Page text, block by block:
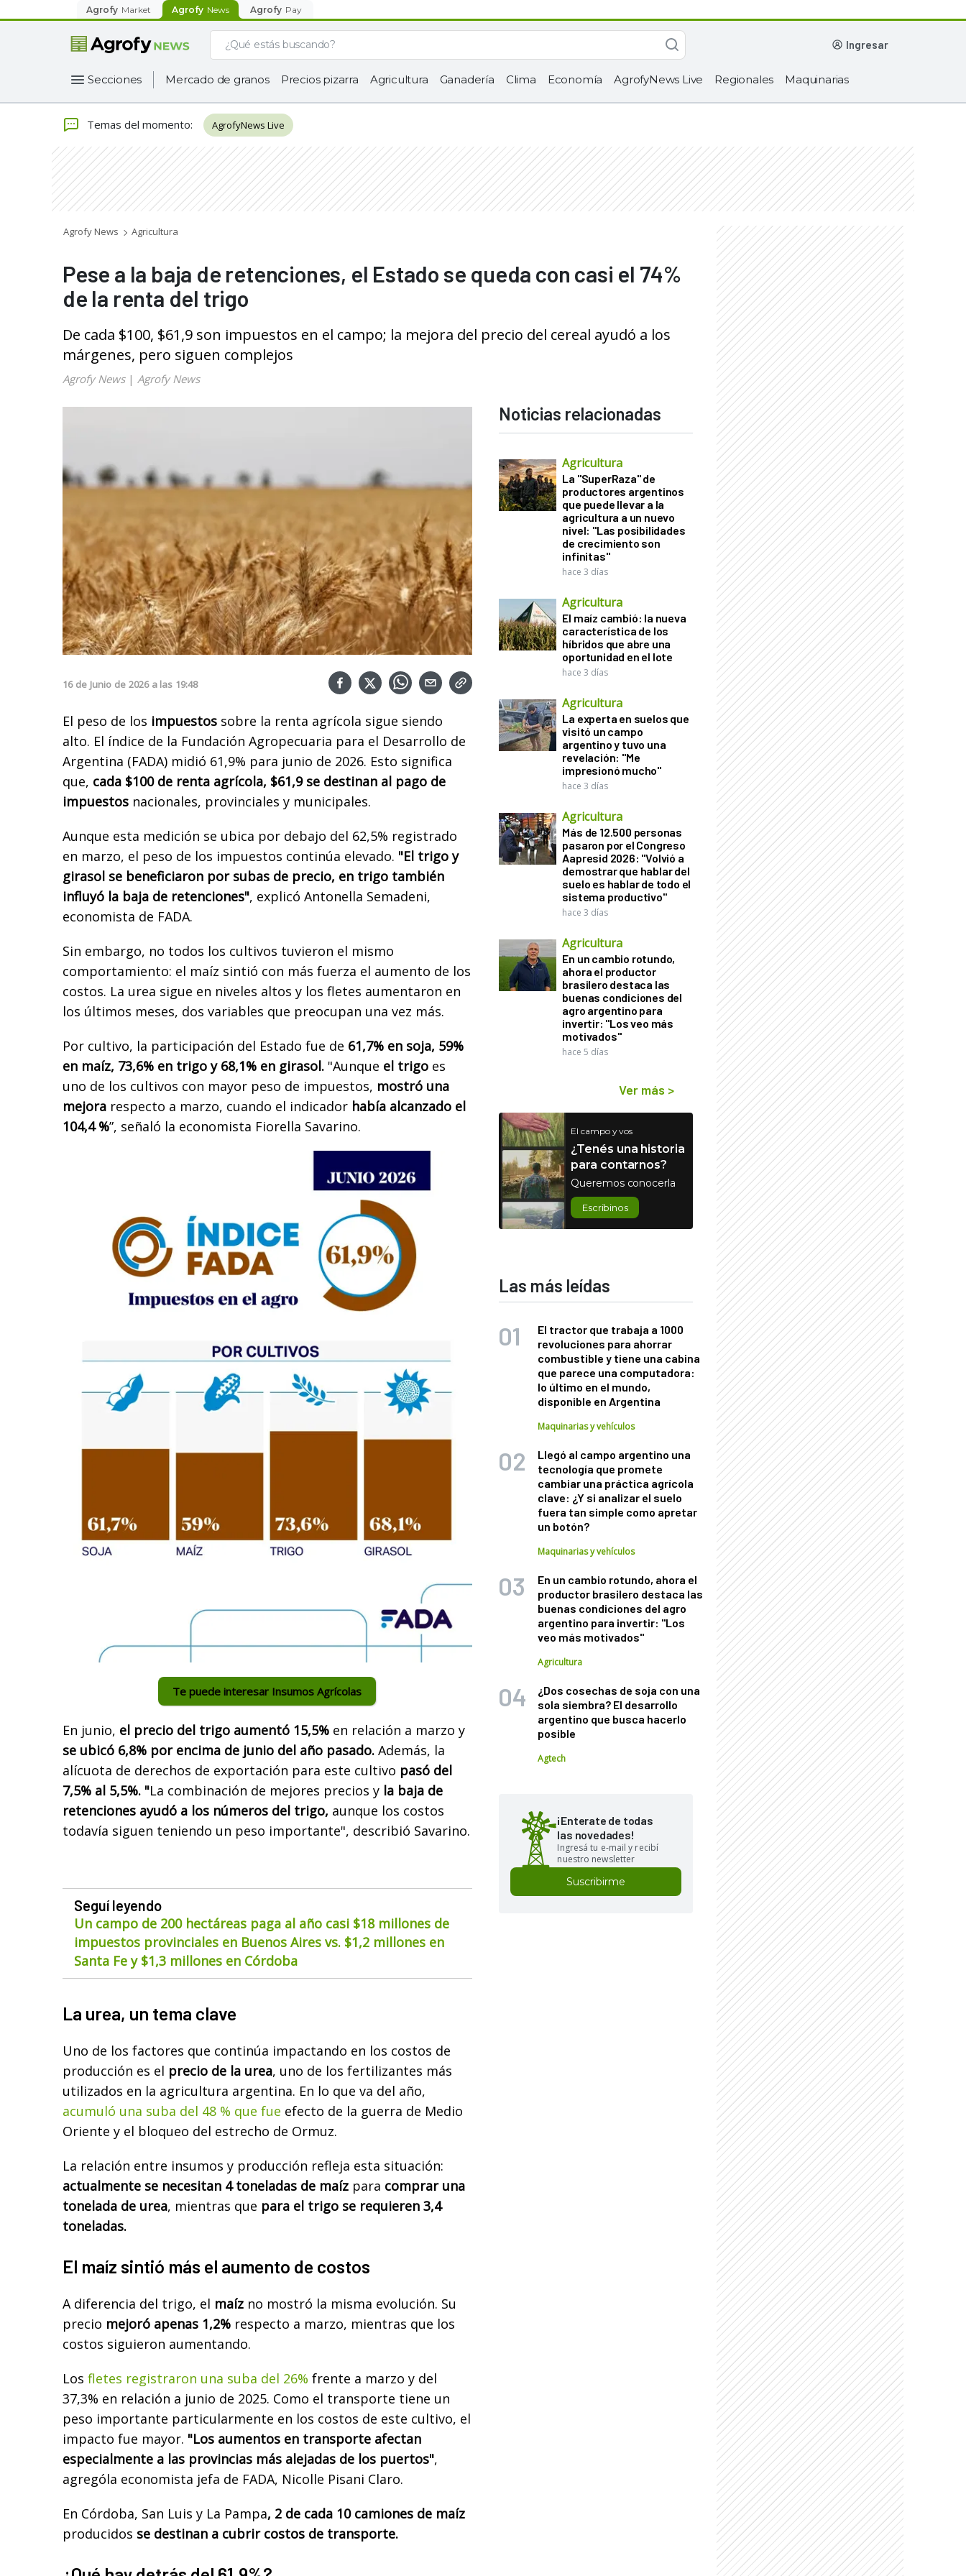
Agrofy Market Agrofy News Agrofy Pay
ingresar
Secciones Mercado de granos Precios pizarra Agricultura Ganadería Clima Economía AgrofyNews Live Regionales Maquinarias
Temas del momento: AgrofyNews Live
Agrofy News Agricultura
Pese a la baja de retenciones, el Estado se queda con casi el 74%
de la renta del trigo
De cada $100, $61,9 son impuestos en el campo; la mejora del precio del cereal ayudó a los
márgenes, pero siguen complejos
Agrofy News| Agrofy News
16 de Junio de 2026 a las 19:48
El peso de los impuestos sobre la renta agrícola sigue siendo
alto. El índice de la Fundación Agropecuaria para el Desarrollo de
Argentina (FADA) midió 61,9% para junio de 2026. Esto significa
que, cada $100 de renta agrícola, $61,9 se destinan al pago de
impuestos nacionales, provinciales y municipales.
Aunque esta medición se ubica por debajo del 62,5% registrado
en marzo, el peso de los impuestos continúa elevado. "El trigo y
girasol se beneficiaron por subas de precio, en trigo también
influyó la baja de retenciones", explicó Antonella Semadeni,
economista de FADA.
Sin embargo, no todos los cultivos tuvieron el mismo
comportamiento: el maíz sintió con más fuerza el aumento de los
costos. La urea sigue en niveles altos y los fletes aumentaron en
los últimos meses, dos variables que preocupan una vez más.
Por cultivo, la participación del Estado fue de 61,7% en soja, 59%
en maíz, 73,6% en trigo y 68,1% en girasol. "Aunque el trigo es
uno de los cultivos con mayor peso de impuestos, mostró una
mejora respecto a marzo, cuando el indicador había alcanzado el
104,4 %”, señaló la economista Fiorella Savarino.
Te puede interesar Insumos Agrícolas
En junio, el precio del trigo aumentó 15,5% en relación a marzo y
se ubicó 6,8% por encima de junio del año pasado. Además, la
alícuota de derechos de exportación para este cultivo pasó del
7,5% al 5,5%. "La combinación de mejores precios y la baja de
retenciones ayudó a los números del trigo, aunque los costos
todavía siguen teniendo un peso importante", describió Savarino.
Seguí leyendo
Un campo de 200 hectáreas paga al año casi $18 millones de
impuestos provinciales en Buenos Aires vs. $1,2 millones en
Santa Fe y $1,3 millones en Córdoba
La urea, un tema clave
Uno de los factores que continúa impactando en los costos de
producción es el precio de la urea, uno de los fertilizantes más
utilizados en la agricultura argentina. En lo que va del año,
acumuló una suba del 48 % que fue efecto de la guerra de Medio
Oriente y el bloqueo del estrecho de Ormuz.
La relación entre insumos y producción refleja esta situación:
actualmente se necesitan 4 toneladas de maíz para comprar una
tonelada de urea, mientras que para el trigo se requieren 3,4
toneladas.
El maíz sintió más el aumento de costos
A diferencia del trigo, el maíz no mostró la misma evolución. Su
precio mejoró apenas 1,2% respecto a marzo, mientras que los
costos siguieron aumentando.
Los fletes registraron una suba del 26% frente a marzo y del
37,3% en relación a junio de 2025. Como el transporte tiene un
peso importante particularmente en los costos de este cultivo, el
impacto fue mayor. "Los aumentos en transporte afectan
especialmente a las provincias más alejadas de los puertos",
agrególa economista jefa de FADA, Nicolle Pisani Claro.
En Córdoba, San Luis y La Pampa, 2 de cada 10 camiones de maíz
producidos se destinan a cubrir costos de transporte.
Noticias relacionadas
Agricultura
La "SuperRaza" de
productores argentinos
que puede llevar a la
agricultura a un nuevo
nivel: "Las posibilidades
de crecimiento son
infinitas"
hace 3 días
Agricultura
El maíz cambió: la nueva
característica de los
híbridos que abre una
oportunidad en el lote
hace 3 días
Agricultura
La experta en suelos que
visitó un campo
argentino y tuvo una
revelación: "Me
impresionó mucho"
hace 3 días
Agricultura
Más de 12.500 personas
pasaron por el Congreso
Aapresid 2026: "Volvió a
demostrar que hablar del
suelo es hablar de todo el
sistema productivo"
hace 3 días
Agricultura
En un cambio rotundo,
ahora el productor
brasilero destaca las
buenas condiciones del
agro argentino para
invertir: "Los veo más
motivados"
hace 5 días
Ver más >
El campo y vos
¿Tenés una historia
para contarnos?
Queremos conocerla
Escribinos
Las más leídas
El tractor que trabaja a 1000
revoluciones para ahorrar
combustible y tiene una cabina
que parece una computadora:
lo último en el mundo,
disponible en Argentina
Maquinarias y vehículos
Llegó al campo argentino una
tecnología que promete
cambiar una práctica agrícola
clave: ¿Y si analizar el suelo
fuera tan simple como apretar
un botón?
Maquinarias y vehículos
En un cambio rotundo, ahora el
productor brasilero destaca las
buenas condiciones del agro
argentino para invertir: "Los
veo más motivados"
Agricultura
¿Dos cosechas de soja con una
sola siembra? El desarrollo
argentino que busca hacerlo
posible
Agtech
¡Enterate de todas
las novedades!
Ingresá tu e-mail y recibí
nuestro newsletter
Suscribirme